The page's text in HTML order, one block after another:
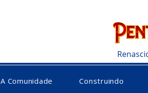
A Comunidade Construindo